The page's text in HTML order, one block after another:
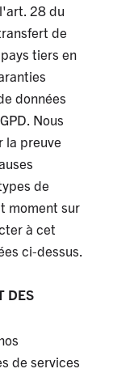
28 du
de
tiers en
données
Nous
la preuve
de
moment sur
à cet
ci-dessus.
DES
de services